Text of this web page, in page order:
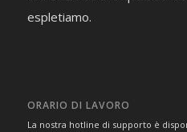
espletiamo.
ORARIO DI LAVORO
La nostra hotline di supporto è